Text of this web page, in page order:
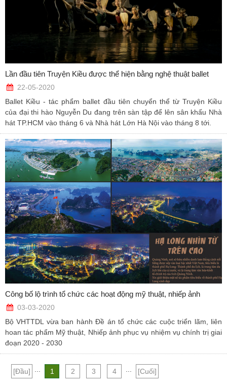
Lần đầu tiên Truyện Kiều được thể hiện bằng nghệ thuật ballet
22-05-2020
Ballet Kiều - tác phẩm ballet đầu tiên chuyển thể từ Truyện Kiều
của đại thi hào Nguyễn Du đang trên sàn tập để lên sân khấu Nhà
hát TP.HCM vào tháng 6 và Nhà hát Lớn Hà Nội vào tháng 8 tới.
Công bố lộ trình tổ chức các hoạt động mỹ thuật, nhiếp ảnh
03-03-2020
Bộ VHTTDL vừa ban hành Đề án tổ chức các cuộc triển lãm, liên
hoan tác phẩm Mỹ thuật, Nhiếp ảnh phục vụ nhiệm vụ chính trị giai
đoạn 2020 - 2030
[Đầu] 1 2 3 4 [Cuối]